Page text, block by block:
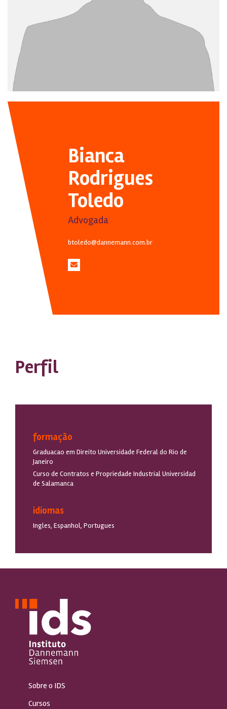
Bianca
Rodrigues
Toledo
Advogada
btoledo@dannemann.com.br
Perfil
formação
Graduacao em Direito Universidade Federal do Rio de
Janeiro
Curso de Contratos e Propriedade Industrial Universidad
de Salamanca
idiomas
Ingles, Espanhol, Portugues
Sobre o IDS
Cursos